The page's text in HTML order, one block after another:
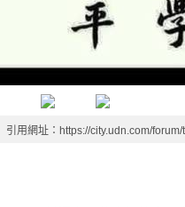
引用網址：https://city.udn.com/